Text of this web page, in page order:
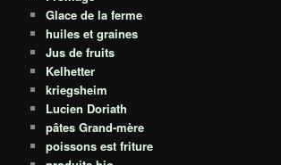
Glace de la ferme
huiles et graines
Jus de fruits
Kelhetter
kriegsheim
Lucien Doriath
pâtes Grand-mère
poissons est friture